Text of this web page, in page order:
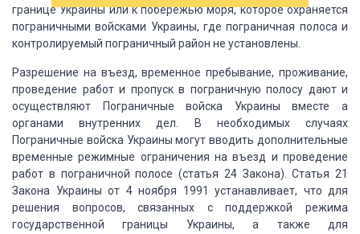
границеУкраины или к побережью моря, которое охраняется
пограничными войсками Украины, где пограничная полоса и
контролируемый пограничный район не установлены.
Разрешение на въезд, временное пребывание, проживание,
проведение работ и пропуск в пограничную полосу дают и
осуществляют Пограничные войска Украины вместе а
органами внутренних дел.
В необходимых случаях
Пограничные войска Украины могут вводить дополнительные
временные режимные ограничения на въезд и проведение
работ в пограничной полосе (статья 24 Закона).
Статья 21
Закона Украины от 4 ноября 1991 устанавливает, что для
решения вопросов, связанных с поддержкой режима
государственной границы Украины, а также для